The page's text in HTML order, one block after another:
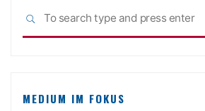
SEARCH
MEDIUM IM FOKUS